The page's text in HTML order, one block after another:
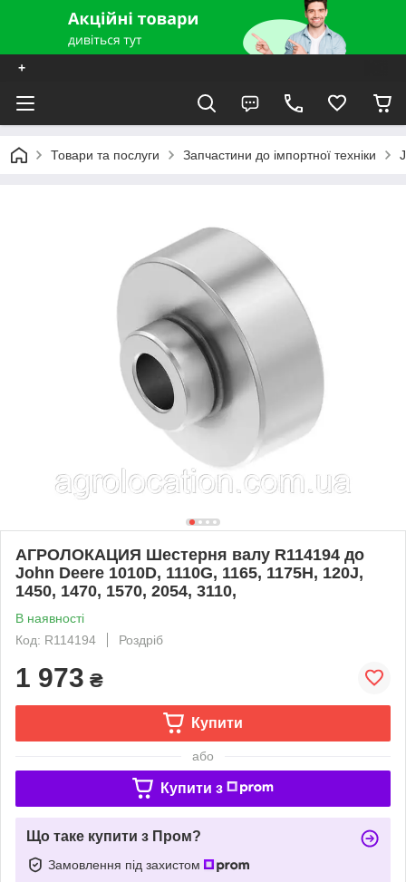
+
Товари та послуги Запчастини до імпортної техніки
АГРОЛОКАЦИЯ Шестерня валу R114194 до
John Deere 1010D, 1110G, 1165, 1175H, 120J,
1450, 1470, 1570, 2054, 3110,
В наявності
Код: R114194
Роздріб
1 973 ₴
Купити
або
Купити з
Що таке купити з Пром?
Замовлення під захистом